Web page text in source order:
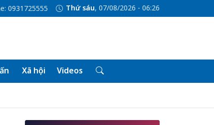
0931725555 Thứ sáu, 07/08/2026 - 06:26
Xã hội Videos